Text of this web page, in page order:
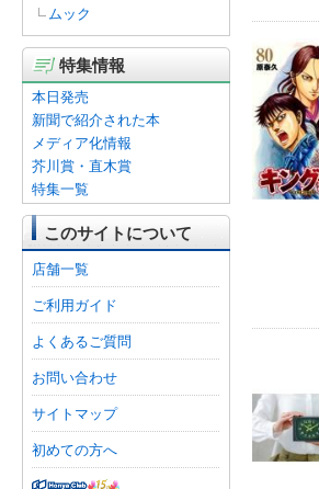
ムック
特集情報
本日発売
新聞で紹介された本
メディア化情報
芥川賞・直木賞
特集一覧
このサイトについて
店舗一覧
ご利用ガイド
よくあるご質問
お問い合わせ
サイトマップ
初めての方へ